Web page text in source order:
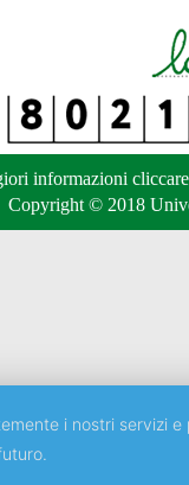
informazioni
Copyright © 2018
i nostri servizi